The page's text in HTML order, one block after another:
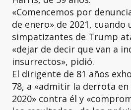
«Comencemos por
de enero» de 2021, cuando
simpatizantes de Trump
«dejar de decir que van a
insurrectos», pidió.
El dirigente de 81 años
78, a «admitir la derrota en
2020» contra él y